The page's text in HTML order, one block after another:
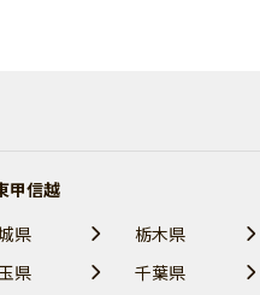
甲信越
県
栃木県
県
千葉県